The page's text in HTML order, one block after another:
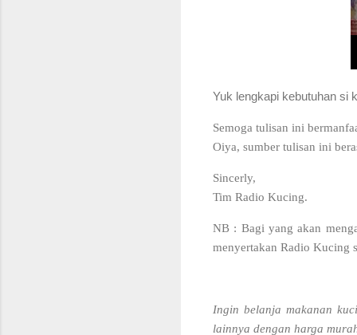
Yuk lengkapi kebutuhan si
Semoga tulisan ini
Oiya, sumber tulisan ini
Sincerly,
Tim Radio Kucing.
NB : Bagi yang akan
menyertakan Radio Kucing
Ingin belanja makanan
lainnya dengan harga